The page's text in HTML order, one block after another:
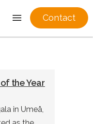
the Year
in Umeå,
Contact